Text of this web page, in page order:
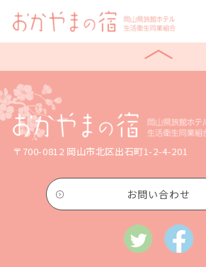
〒700-0812 岡山市北区出石町1-2-4-201
お問い合わせ